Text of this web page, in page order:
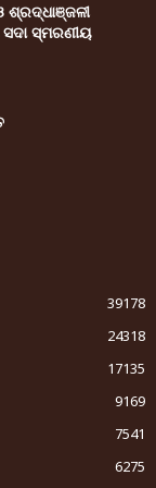
ସ୍ମରଣୀୟ
39178
24318
17135
9169
7541
6275